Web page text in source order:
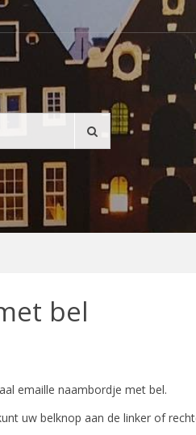
bel
emaille naambordje met bel.
uw belknop aan de linker of